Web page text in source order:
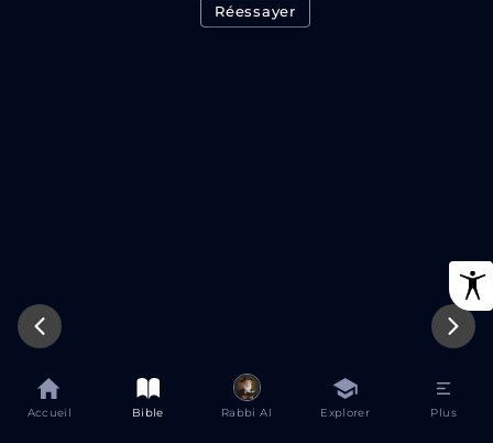
Réessayer
Accueil Bible Rabbi AI Explorer Plus